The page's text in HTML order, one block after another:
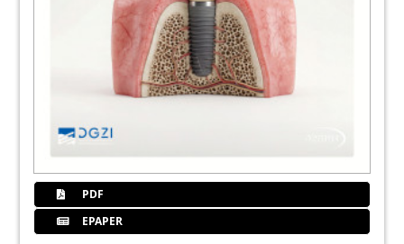
64Members
Impress
PDF
EPAPER